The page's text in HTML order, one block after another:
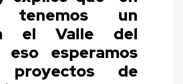
tenemos un
el Valle del
esperamos
proyectos de